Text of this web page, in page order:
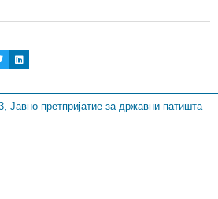
Јавно претпријатие за државни патишта